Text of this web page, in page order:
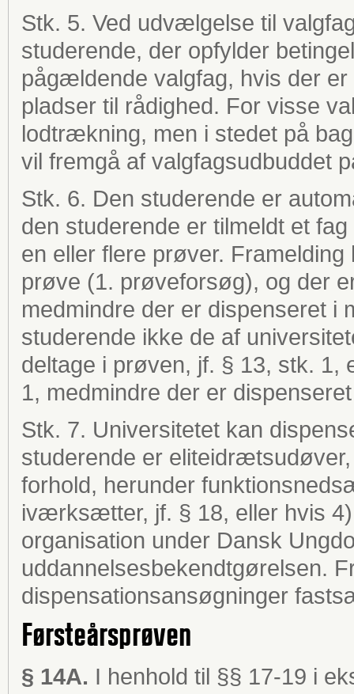
Stk. 5. Ved udvælgelse til
studerende, der opfylder
pågældende valgfag, hvis der
pladser til rådighed. For visse
lodtrækning, men i stedet på
vil fremgå af valgfagsudbuddet
Stk. 6. Den studerende er
den studerende er tilmeldt et
en eller flere prøver.
prøve (1. prøveforsøg), og der
medmindre der er dispenseret i
studerende ikke de af
deltage i prøven, jf. § 13, stk.
1, medmindre der er
Stk. 7. Universitetet kan
studerende er
forhold, herunder
iværksætter, jf. § 18, eller hvis
organisation under Dansk
uddannelsesbekendtgørelsen.
dispensationsansøgninger
Førsteårsprøven
§ 14A. I henhold til §§ 17-19 i